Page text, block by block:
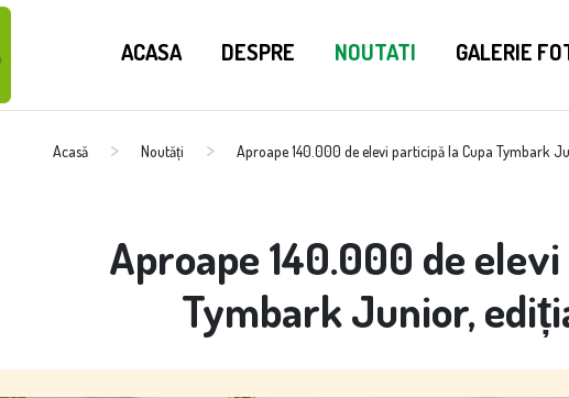
ACASA DESPRE NOUTATI GALERIE
Acasă Noutăți Aproape 140.000 de elevi participă la Cupa Tymbark
Aproape 140.000 de
Tymbark Junior,